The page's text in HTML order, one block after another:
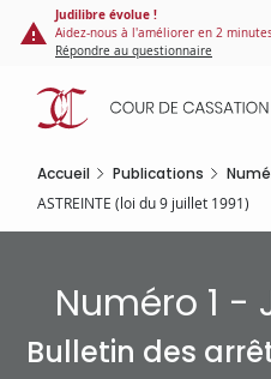
Panneau de gestion des cookies
contenu
principal
Judilibre évolue !
Aidez-nous à l'améliorer en 2
Répondre au questionnaire
Accueil Publications
ASTREINTE (loi du 9 juillet 1991)
Numéro 1 -
Bulletin des